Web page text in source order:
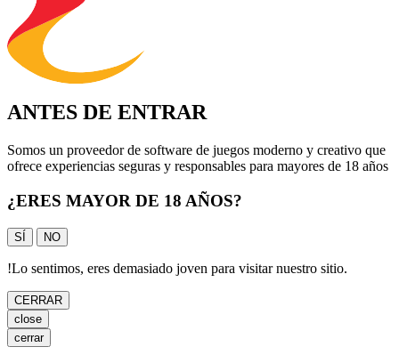
ANTES DE ENTRAR
Somos un proveedor de software de juegos moderno y creativo que
ofrece experiencias seguras y responsables para mayores de 18 años
¿ERES MAYOR DE 18 AÑOS?
SÍ NO
!Lo sentimos, eres demasiado joven para visitar nuestro sitio.
CERRAR
close
cerrar